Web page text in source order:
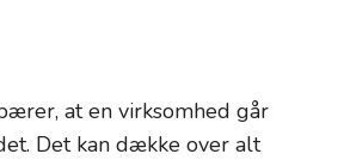
at en virksomhed går
Det kan dække over alt